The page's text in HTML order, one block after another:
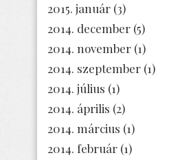
2015. január (3)
2014. december (5)
2014. november (1)
2014. szeptember (1)
2014. július (1)
2014. április (2)
2014. március (1)
2014. február (1)